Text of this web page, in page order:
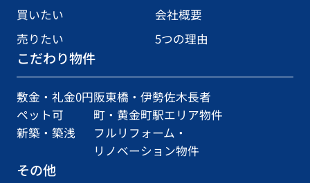
買いたい
会社概要
売りたい
5つの理由
こだわり物件
敷金・礼金0円
ペット可
新築・築浅
阪東橋・伊勢佐木長者
町・黄金町駅エリア物件
フルリフォーム・
リノベーション物件
その他